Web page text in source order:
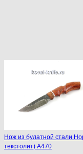
Нож из булатной стали
текстолит) A470